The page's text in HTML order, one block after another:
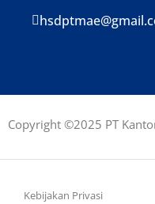
Copyright ©2025 PT
Kebijakan Privasi